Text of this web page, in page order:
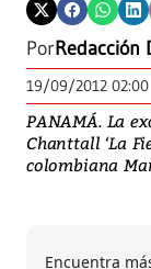
PorRedacción
19/09/2012 02:00
PANAMÁ. La
Chanttall ‘La
colombiana
Encuentra